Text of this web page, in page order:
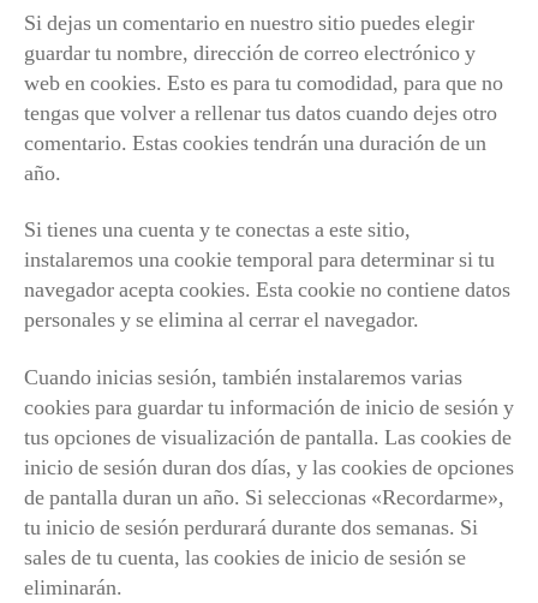
Si dejas un comentario en nuestro sitio puedes elegir
guardar tu nombre, dirección de correo electrónico y
web en cookies. Esto es para tu comodidad, para que no
tengas que volver a rellenar tus datos cuando dejes otro
comentario. Estas cookies tendrán una duración de un
año.
Si tienes una cuenta y te conectas a este sitio,
instalaremos una cookie temporal para determinar si tu
navegador acepta cookies. Esta cookie no contiene datos
personales y se elimina al cerrar el navegador.
Cuando inicias sesión, también instalaremos varias
cookies para guardar tu información de inicio de sesión y
tus opciones de visualización de pantalla. Las cookies de
inicio de sesión duran dos días, y las cookies de opciones
de pantalla duran un año. Si seleccionas «Recordarme»,
tu inicio de sesión perdurará durante dos semanas. Si
sales de tu cuenta, las cookies de inicio de sesión se
eliminarán.